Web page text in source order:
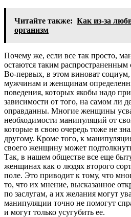
Читайте также: Как из-за
организм
Почему же, если все так просто,
остаются таким распространенным
Во-первых, в этом виноват
мужчинам и женщинам
поведения, которых якобы надо
зависимости от того, на самом ли
оправданны. Многие женщины
необходимости манипуляций от
которые в свою очередь тоже не
другому. Кроме того, к
своего женщину может
Так, в нашем обществе все еще
женщинах как о людях второго
поле. Это приводит к тому, что
то, что их мнение, высказанное
по заслугам, а их желания могут
манипуляции точно не помогут
и могут только усугубить ее.